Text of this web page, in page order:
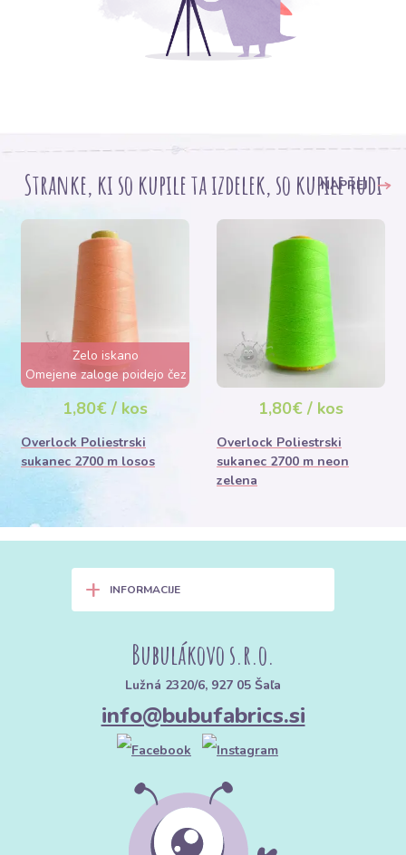
Stranke, ki so kupile ta izdelek, so kupile tudi
NAPREJ
Zelo iskano
Omejene zaloge poidejo čez
3 dni
1,80€ / kos
Overlock Poliestrski
sukanec 2700 m losos
1,80€ / kos
Overlock Poliestrski
sukanec 2700 m neon
zelena
+ INFORMACIJE
Bubulákovo s.r.o.
Lužná 2320/6, 927 05 Šaľa
info@bubufabrics.si